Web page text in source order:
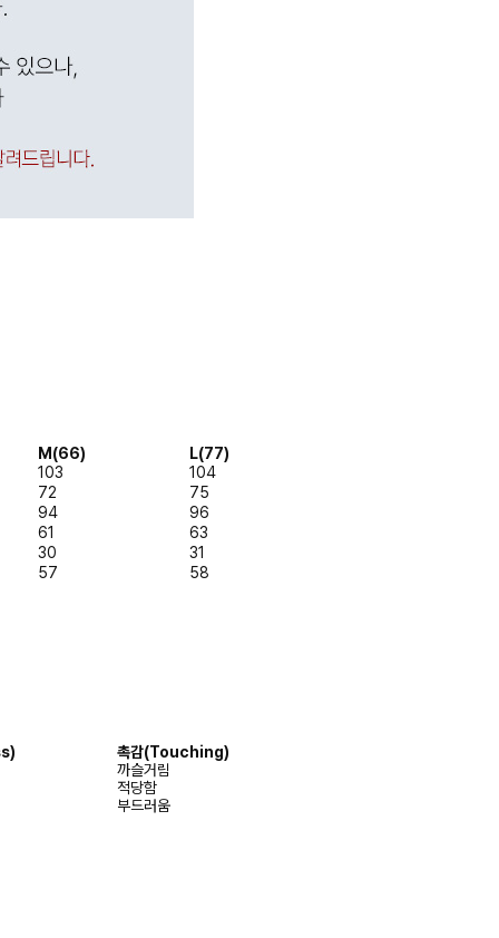
M(66)
L(77)
103
104
72
75
94
96
61
63
30
31
57
58
촉감(Touching)
까슬거림
적당함
부드러움